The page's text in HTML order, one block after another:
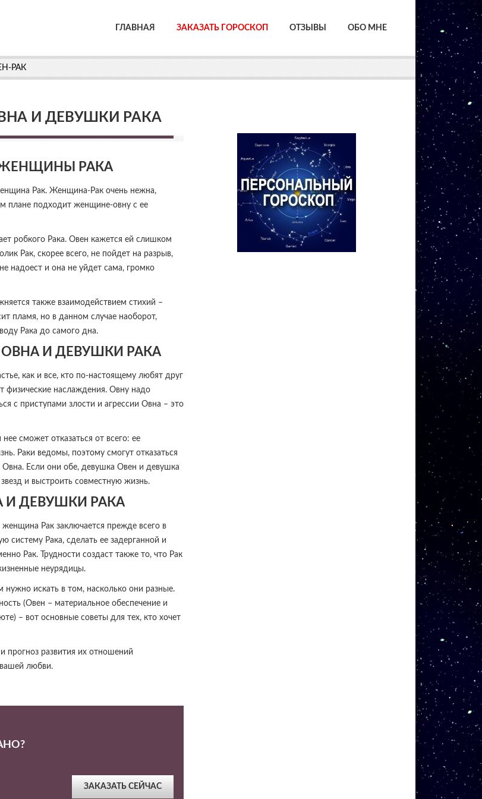
ГЛАВНАЯ ЗАКАЗАТЬ ГОРОСКОП ОТЗЫВЫ ОБО МНЕ
РАК
И ДЕВУШКИ РАКА
РАКА
Рак. Женщина-Рак очень нежна,
плане подходит женщине-овну с ее
робкого Рака. Овен кажется ей слишком
Рак, скорее всего, не пойдет на разрыв,
надоест и она не уйдет сама, громко
также взаимодействием стихий –
пламя, но в данном случае наоборот,
Рака до самого дна.
И ДЕВУШКИ РАКА
как и все, кто по-настоящему любят друг
физические наслаждения. Овну надо
с приступами злости и агрессии Овна – это
сможет отказаться от всего: ее
Раки ведомы, поэтому смогут отказаться
Если они обе, девушка Овен и девушка
и выстроить совместную жизнь.
ДЕВУШКИ РАКА
Рак заключается прежде всего в
Рака, сделать ее задерганной и
Рак. Трудности создаст также то, что Рак
неурядицы.
искать в том, насколько они разные.
(Овен – материальное обеспечение и
– вот основные советы для тех, кто хочет
прогноз развития их отношений
любви.
ЗАКАЗАТЬ СЕЙЧАС